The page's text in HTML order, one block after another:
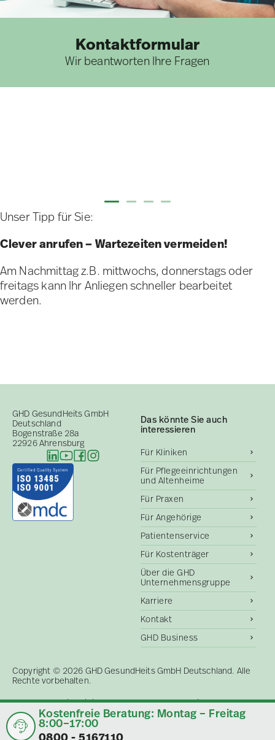
Kontaktformular
Wir beantworten Ihre Fragen
Unser Tipp für Sie:
Clever anrufen – Wartezeiten vermeiden!
Am Nachmittag z.B. mittwochs, donnerstags oder
freitags kann Ihr Anliegen schneller bearbeitet
werden.
GHD GesundHeits GmbH
Deutschland
Bogenstraße 28a
22926 Ahrensburg
Das könnte Sie auch
interessieren
Für Kliniken
Für Pflegeeinrichtungen
und Altenheime
Für Praxen
Für Angehörige
Patientenservice
Für Kostenträger
Über die GHD
Unternehmensgruppe
Karriere
Kontakt
GHD Business
Copyright © 2026 GHD GesundHeits GmbH Deutschland. Alle
Rechte vorbehalten.
Datenschutzrichtlinie Verwendung von Cookies
Impressum Sitemap AGB
Kostenfreie Beratung: Montag – Freitag
8:00–17:00